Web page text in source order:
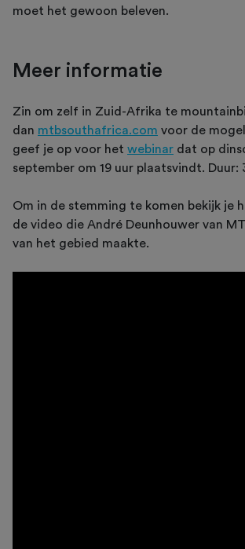
moet het gewoon beleven.
Meer informatie
Zin om zelf in Zuid-Afrika te
dan mtbsouthafrica.com voor de
geef je op voor het webinar dat op
september om 19 uur plaatsvindt. Duur:
Om in de stemming te komen bekijk je
de video die André Deunhouwer van
van het gebied maakte.